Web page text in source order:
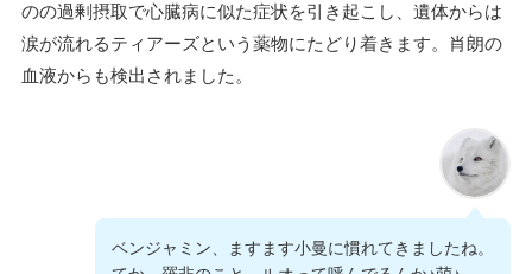
のの過剰摂取で心臓病に似た症状を引き起こし、遺体からは
涙が流れるティアーズという薬物にたどり着きます。肖朗の
血液からも検出されました。
ベンジャミン、ますます小曼に慣れてきましたね。